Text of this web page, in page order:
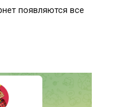
появляются все